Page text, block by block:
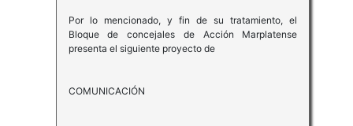
Por lo mencionado, y fin de su tratamiento, el
Bloque de concejales de Acción Marplatense
presenta el siguiente proyecto de
COMUNICACIÓN